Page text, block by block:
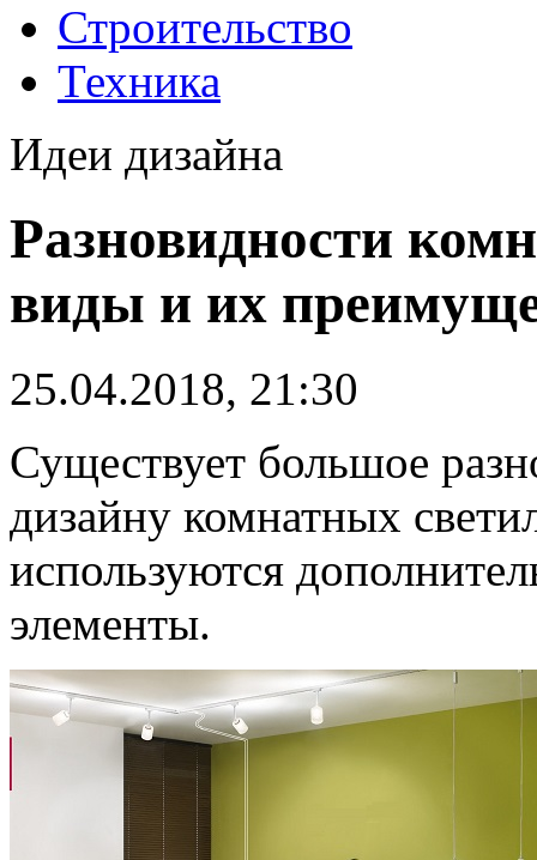
Строительство
Техника
Идеи дизайна
Разновидности
виды и их
25.04.2018, 21:30
Существует большое
дизайну комнатных
используются
элементы.